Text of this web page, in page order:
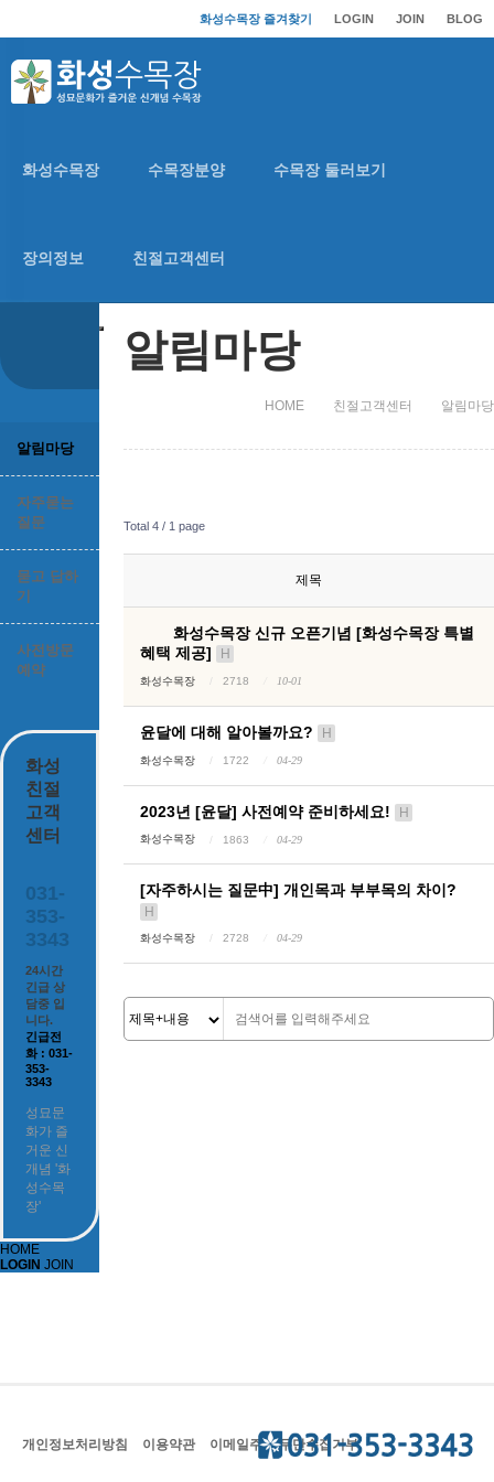
BLOG
JOIN
LOGIN
화성수목장 즐겨찾기
화성수목장 수목장분양 수목장 둘러보기
장의정보 친절고객센터
알림마당
HOME 친절고객센터 알림마당
Total 4 / 1 page
제목
화성수목장 신규 오픈기념 [화성수목장 특별
혜택 제공]
H
화성수목장 2718 10-01
윤달에 대해 알아볼까요? H
화성수목장 1722 04-29
2023년 [윤달] 사전예약 준비하세요! H
화성수목장 1863 04-29
[자주하시는 질문中] 개인목과 부부목의 차이?
H
화성수목장 2728 04-29
친절고객센터
알림마당
자주묻는
질문
묻고 답하
기
사전방문
예약
화성
친절
고객
센터
031-
353-
3343
24시간
긴급 상
담중 입
니다.
긴급전
화 : 031-
353-
3343
성묘문
화가 즐
거운 신
개념 '화
성수목
장'
HOME
LOGIN JOIN
개인정보처리방침 이용약관 이메일주소 무단수집거부